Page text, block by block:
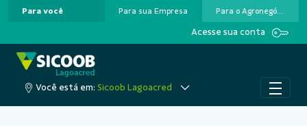
Pular para o Conteúdo principal
Para você Para sua Empresa Para o Agronegócio
Acesse sua conta
Você está em: Sicoob Lagoacred